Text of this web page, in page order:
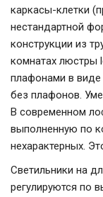
каркасы-клетки
нестандартной
конструкции из
комнатах люстры
плафонами в
без плафонов.
В современном
выполненную по
нехарактерных.
Светильники на
регулируются по